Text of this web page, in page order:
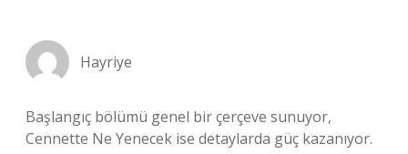
Hayriye
Başlangıç bölümü genel bir çerçeve sunuyor,
Cennette Ne Yenecek ise detaylarda güç kazanıyor.